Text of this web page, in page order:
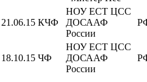
21.06.15 КЧФ
НОУ ЕСТ ЦСС
ДОСААФ
России
18.10.15 ЧФ
НОУ ЕСТ ЦСС
ДОСААФ
России